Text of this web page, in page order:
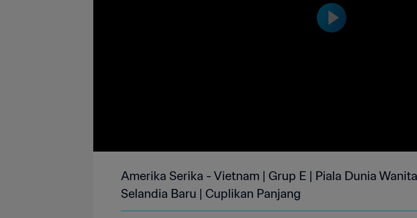
Amerika Serika - Vietnam | Grup E | Piala Dunia
Selandia Baru | Cuplikan Panjang